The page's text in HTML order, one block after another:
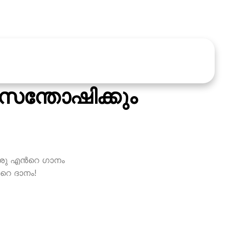
എന്‍റെ ഗാനം
ദാനം!